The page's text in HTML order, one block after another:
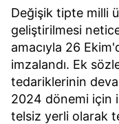
kullanılmaktadır. Bu
verileriniz işlenmekte
toplumu hizmetlerinin
kullanılmaktadır.
kılınması ve
reklam/pazarlama
sınırlı olarak açık
Değişik tipte milli
geliştirilmesi
amacıyla 26
imzalandı. Ek
tedariklerinin
2024 dönemi için
telsiz yerli olarak